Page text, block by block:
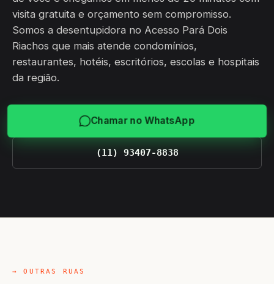
visita gratuita e orçamento sem compromisso.
Somos a desentupidora no Acesso Pará Dois
Riachos que mais atende condomínios,
restaurantes, hotéis, escritórios, escolas e hospitais
da região.
Chamar no WhatsApp
(11) 93407-8838
→ OUTRAS RUAS